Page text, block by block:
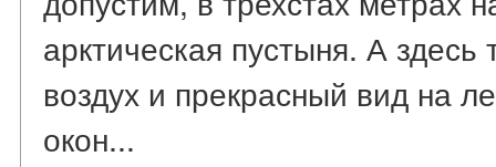
арктическая пустыня. А
воздух и прекрасный вид на
окон...